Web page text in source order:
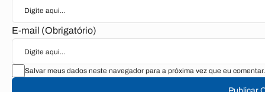
E-mail (Obrigatório)
Salvar meus dados neste navegador para a próxima vez que eu comentar.
Publicar